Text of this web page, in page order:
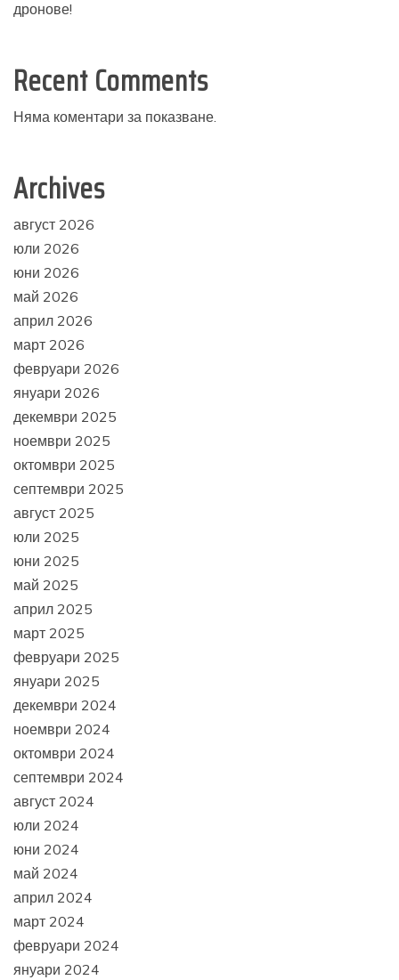
дронове!
Recent Comments
Няма коментари за показване.
Archives
август 2026
юли 2026
юни 2026
май 2026
април 2026
март 2026
февруари 2026
януари 2026
декември 2025
ноември 2025
октомври 2025
септември 2025
август 2025
юли 2025
юни 2025
май 2025
април 2025
март 2025
февруари 2025
януари 2025
декември 2024
ноември 2024
октомври 2024
септември 2024
август 2024
юли 2024
юни 2024
май 2024
април 2024
март 2024
февруари 2024
януари 2024